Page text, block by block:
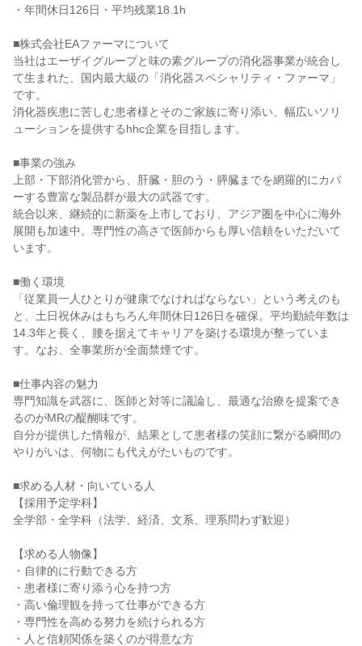
・年間休日126日・平均残業18.1h
■株式会社EAファーマについて
当社はエーザイグループと味の素グループの消化器事業が統合し
て生まれた、国内最大級の「消化器スペシャリティ・ファーマ」
です。
消化器疾患に苦しむ患者様とそのご家族に寄り添い、幅広いソリ
ューションを提供するhhc企業を目指します。
■事業の強み
上部・下部消化管から、肝臓・胆のう・膵臓までを網羅的にカバ
ーする豊富な製品群が最大の武器です。
統合以来、継続的に新薬を上市しており、アジア圏を中心に海外
展開も加速中。専門性の高さで医師からも厚い信頼をいただいて
います。
■働く環境
「従業員一人ひとりが健康でなければならない」という考えのも
と、土日祝休みはもちろん年間休日126日を確保。平均勤続年数は
14.3年と長く、腰を据えてキャリアを築ける環境が整っていま
す。なお、全事業所が全面禁煙です。
■仕事内容の魅力
専門知識を武器に、医師と対等に議論し、最適な治療を提案でき
るのがMRの醍醐味です。
自分が提供した情報が、結果として患者様の笑顔に繋がる瞬間の
やりがいは、何物にも代えがたいものです。
■求める人材・向いている人
【採用予定学科】
全学部・全学科（法学、経済、文系、理系問わず歓迎）
【求める人物像】
・自律的に行動できる方
・患者様に寄り添う心を持つ方
・高い倫理観を持って仕事ができる方
・専門性を高める努力を続けられる方
・人と信頼関係を築くのが得意な方